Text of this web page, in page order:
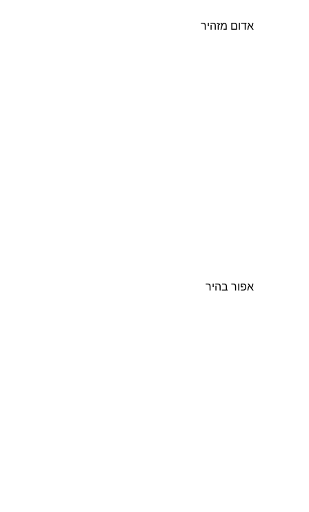
אדום מזהיר
אפור בהיר